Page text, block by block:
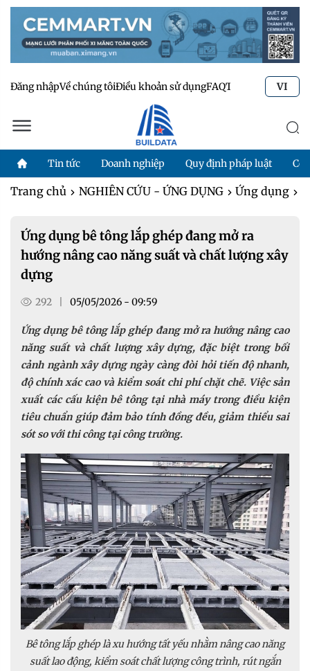
Đăng nhậpVề chúng tôiĐiều khoản sử dụngFAQTư vấn kỹ thuật
VI
Tin tức Doanh nghiệp Quy định pháp luật
Trang chủ NGHIÊN CỨU - ỨNG DỤNG Ứng dụng
Ứng dụng bê tông lắp ghép đang mở ra
hướng nâng cao năng suất và chất lượng xây
dựng
292 05/05/2026 - 09:59
Ứng dụng bê tông lắp ghép đang mở ra hướng nâng cao
năng suất và chất lượng xây dựng, đặc biệt trong bối
cảnh ngành xây dựng ngày càng đòi hỏi tiến độ nhanh,
độ chính xác cao và kiểm soát chi phí chặt chẽ. Việc sản
xuất các cấu kiện bê tông tại nhà máy trong điều kiện
tiêu chuẩn giúp đảm bảo tính đồng đều, giảm thiểu sai
sót so với thi công tại công trường.
Bê tông lắp ghép là xu hướng tất yếu nhằm nâng cao năng
suất lao động, kiểm soát chất lượng công trình, rút ngắn